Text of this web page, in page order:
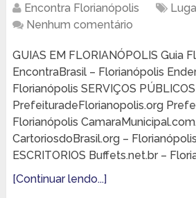
Encontra Florianópolis
Nenhum comentário
GUIAS EM FLORIANÓPOLIS Guia
EncontraBrasil – Florianópolis
Florianópolis SERVIÇOS PÚBLICOS
PrefeituradeFlorianopolis.org
Florianópolis
CartoriosdoBrasil.org –
ESCRITORIOS Buffets.net.br –
[Continuar lendo...]